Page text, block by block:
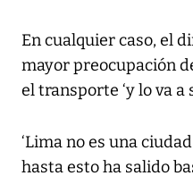
En cualquier caso, el
mayor preocupación
el transporte ‘y lo va a
‘Lima no es una
hasta esto ha salido